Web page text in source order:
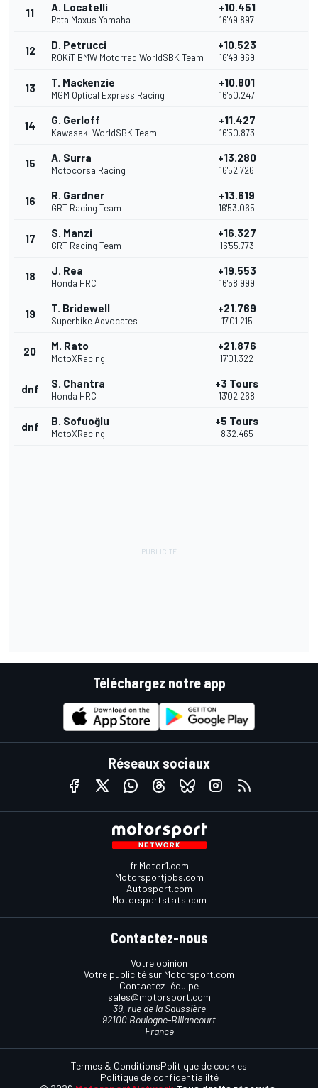
11 A. Locatelli
Pata Maxus Yamaha
+10.451
16'49.897
12 D. Petrucci
ROKiT BMW Motorrad WorldSBK Team
+10.523
16'49.969
13 T. Mackenzie
MGM Optical Express Racing
+10.801
16'50.247
14 G. Gerloff
Kawasaki WorldSBK Team
+11.427
16'50.873
15 A. Surra
Motocorsa Racing
+13.280
16'52.726
16 R. Gardner
GRT Racing Team
+13.619
16'53.065
17 S. Manzi
GRT Racing Team
+16.327
16'55.773
18 J. Rea
Honda HRC
+19.553
16'58.999
19 T. Bridewell
Superbike Advocates
+21.769
17'01.215
20 M. Rato
MotoXRacing
+21.876
17'01.322
dnf S. Chantra
Honda HRC
+3 Tours
13'02.268
dnf B. Sofuoğlu
MotoXRacing
+5 Tours
8'32.465
Téléchargez notre app
Réseaux sociaux
fr.Motor1.com
Motorsportjobs.com
Autosport.com
Motorsportstats.com
Contactez-nous
Votre opinion
Votre publicité sur Motorsport.com
Contactez l'équipe
sales@motorsport.com
39, rue de la Saussière
92100 Boulogne-Billancourt
France
Termes & ConditionsPolitique de cookies
Politique de confidentialilté